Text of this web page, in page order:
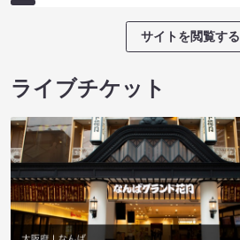
サイトを閲覧する
ライブチケット